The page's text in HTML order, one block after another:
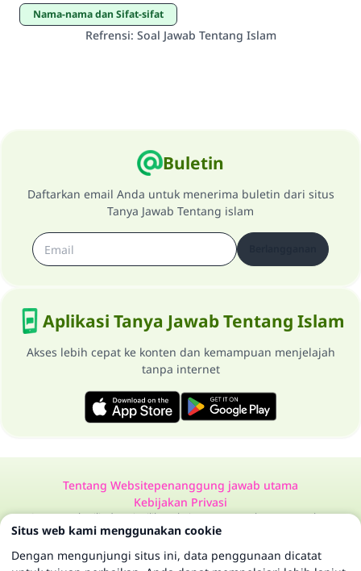
Nama-nama dan Sifat-sifat
Refrensi: Soal Jawab Tentang Islam
Buletin
Daftarkan email Anda untuk menerima buletin dari situs
Tanya Jawab Tentang islam
Aplikasi Tanya Jawab Tentang Islam
Akses lebih cepat ke konten dan kemampuan menjelajah
tanpa internet
Tentang Websitepenanggung jawab utama
Kebijakan Privasi
Semua Hak Dilindungi Milik Website Tanya Jawab Tentang Islam
1997-2025 ©
Situs web kami menggunakan cookie
Dengan mengunjungi situs ini, data penggunaan dicatat